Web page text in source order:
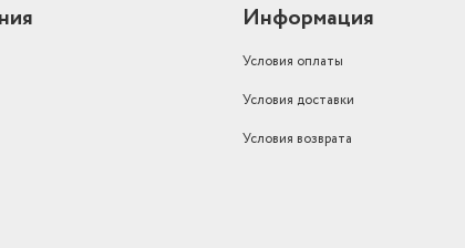
Информация
Условия оплаты
Условия доставки
Условия возврата